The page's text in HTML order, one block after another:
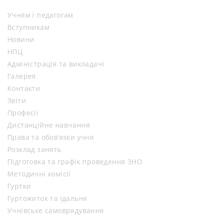
Учням і педагогам
Вступникам
Новини
НПЦ
Адміністрація та викладачі
Галерея
Контакти
Звіти
Професії
Дистанційне навчання
Права та обов’язки учня
Розклад занять
Підготовка та графік проведення ЗНО
Методичні комісії
Гуртки
Гуртожиток та їдальня
Учнівське самоврядування